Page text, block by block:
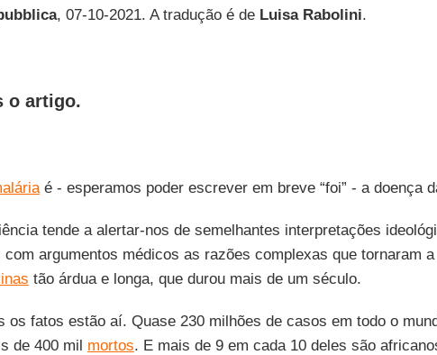
, 07-10-2021. A tradução é de Luisa Rabolini.
o artigo.
é - esperamos poder escrever em breve “foi” - a doença
tende a alertar-nos de semelhantes interpretações
com argumentos médicos as razões complexas que tornaram
tão árdua e longa, que durou mais de um século.
os fatos estão aí. Quase 230 milhões de casos em todo o
de 400 mil mortos. E mais de 9 em cada 10 deles são